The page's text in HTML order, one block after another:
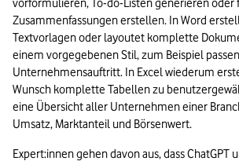
vorformulieren, To-do-Listen generieren oder
Zusammenfassungen erstellen. In Word
Textvorlagen oder layoutet komplette
einem vorgegebenen Stil, zum Beispiel
Unternehmensauftritt. In Excel wiederum
Wunsch komplette Tabellen zu
eine Übersicht aller Unternehmen einer
Umsatz, Marktanteil und Börsenwert.
Expert:innen gehen davon aus, dass ChatGPT